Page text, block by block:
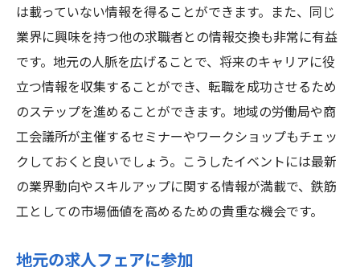
は載っていない情報を得ることができます。また、同じ
業界に興味を持つ他の求職者との情報交換も非常に有益
です。地元の人脈を広げることで、将来のキャリアに役
立つ情報を収集することができ、転職を成功させるため
のステップを進めることができます。地域の労働局や商
工会議所が主催するセミナーやワークショップもチェッ
クしておくと良いでしょう。こうしたイベントには最新
の業界動向やスキルアップに関する情報が満載で、鉄筋
工としての市場価値を高めるための貴重な機会です。
地元の求人フェアに参加